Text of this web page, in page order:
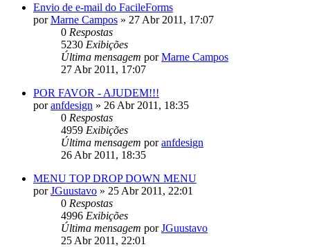
Envio de e-mail do FacileForms
porMarne Campos » 27 Abr 2011, 17:07
0 Respostas
5230 Exibições
Última mensagem porMarne Campos
27 Abr 2011, 17:07
POR FAVOR - AJUDEM!!!
poranfdesign » 26 Abr 2011, 18:35
0 Respostas
4959 Exibições
Última mensagem poranfdesign
26 Abr 2011, 18:35
MENU TOP DROP DOWN MENU
porJGuustavo » 25 Abr 2011, 22:01
0 Respostas
4996 Exibições
Última mensagem porJGuustavo
25 Abr 2011, 22:01